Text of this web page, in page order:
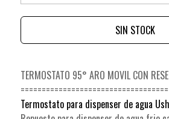
SIN STOCK
TERMOSTATO 95° ARO MOVIL CON
Termostato para dispenser de agua